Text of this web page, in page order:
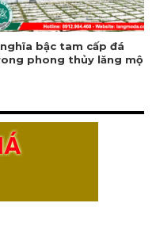
nghĩa bậc tam cấp đá
phong thủy lăng mộ